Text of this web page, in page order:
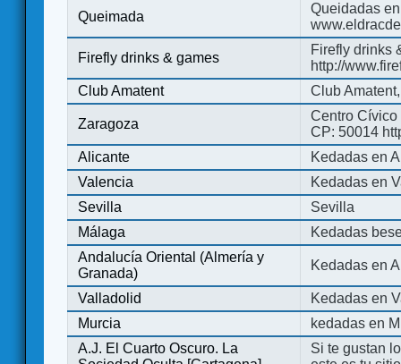
Queimada
Queidadas
Firefly drinks & games
Firefly drinks
http://
Club Amatent
Club
Zaragoza
Centro Cívico
CP: 50014
Alicante
Kedadas en
Valencia
Kedadas en
Sevilla
Sevilla
Málaga
Kedadas
Andalucía Oriental (Almería y
Granada)
Kedadas en
Valladolid
Kedadas en
Murcia
kedadas en
A.J. El Cuarto Oscuro. La
Si te gustan